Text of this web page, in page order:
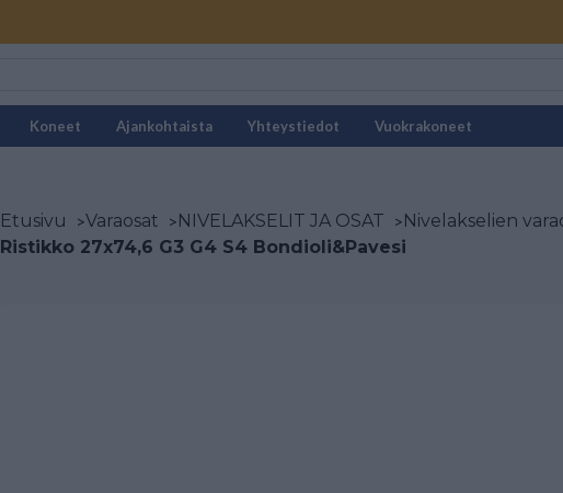
Koneet Ajankohtaista Yhteystiedot Vuokrakoneet
Etusivu >Varaosat >NIVELAKSELIT JA OSAT >Nivelakselien
Ristikko 27x74,6 G3 G4 S4 Bondioli&Pavesi